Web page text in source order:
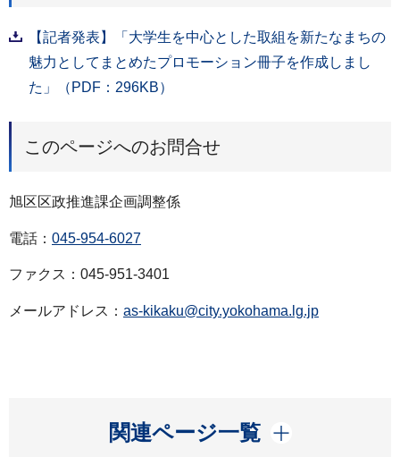
【記者発表】「大学生を中心とした取組を新たなまちの
魅力としてまとめたプロモーション冊子を作成しまし
た」（PDF：296KB）
このページへのお問合せ
旭区区政推進課企画調整係
電話： 045-954-6027
ファクス：045-951-3401
メールアドレス： as-kikaku@city.yokohama.lg.jp
関連ページ一覧
開く